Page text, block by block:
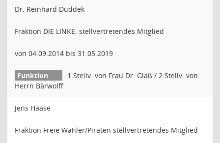
Dr. Reinhard Duddek
Fraktion DIE LINKE. stellvertretendes Mitglied
von 04.09.2014 bis 31.05.2019
1.Stellv. von Frau Dr. Glaß / 2.Stellv. von
Herrn Bärwolff
Jens Haase
Fraktion Freie Wähler/Piraten stellvertretendes Mitglied